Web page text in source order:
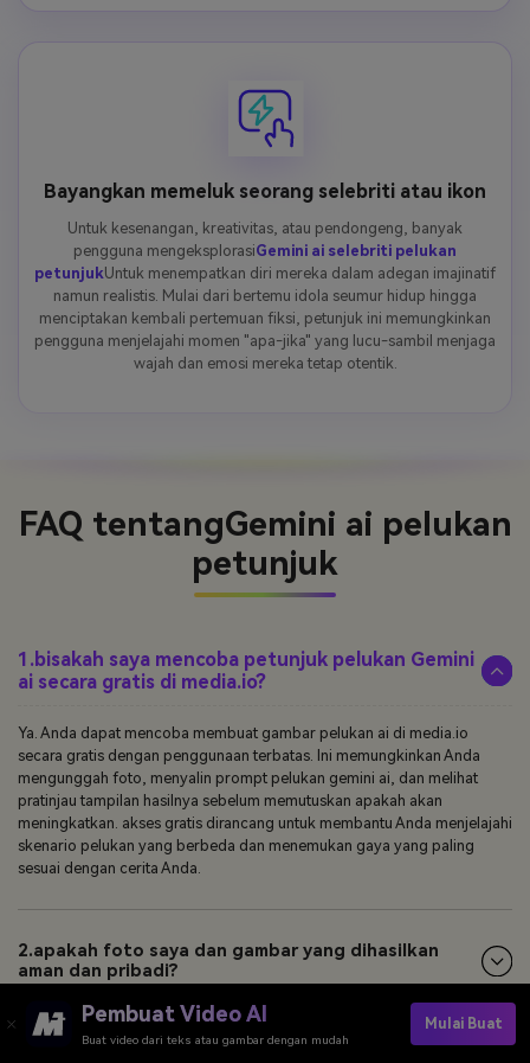
Bayangkan memeluk seorang selebriti atau ikon
Untuk kesenangan, kreativitas, atau pendongeng, banyak
pengguna mengeksplorasiGemini ai selebriti pelukan
petunjukUntuk menempatkan diri mereka dalam adegan imajinatif
namun realistis. Mulai dari bertemu idola seumur hidup hingga
menciptakan kembali pertemuan fiksi, petunjuk ini memungkinkan
pengguna menjelajahi momen "apa-jika" yang lucu-sambil menjaga
wajah dan emosi mereka tetap otentik.
FAQ tentangGemini ai pelukan
petunjuk
1.bisakah saya mencoba petunjuk pelukan Gemini
ai secara gratis di media.io?
Ya. Anda dapat mencoba membuat gambar pelukan ai di media.io
secara gratis dengan penggunaan terbatas. Ini memungkinkan Anda
mengunggah foto, menyalin prompt pelukan gemini ai, dan melihat
pratinjau tampilan hasilnya sebelum memutuskan apakah akan
meningkatkan. akses gratis dirancang untuk membantu Anda menjelajahi
skenario pelukan yang berbeda dan menemukan gaya yang paling
sesuai dengan cerita Anda.
2.apakah foto saya dan gambar yang dihasilkan
aman dan pribadi?
Pembuat Video AI
Buat video dari teks atau gambar dengan mudah
Mulai Buat